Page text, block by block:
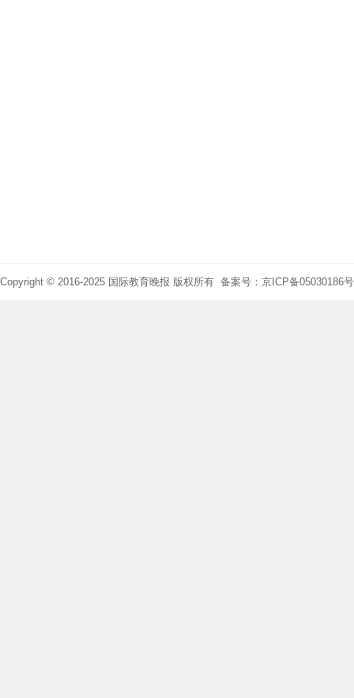
Copyright © 2016-2025 国际教育晚报 版权所有 备案号：京ICP备05030186